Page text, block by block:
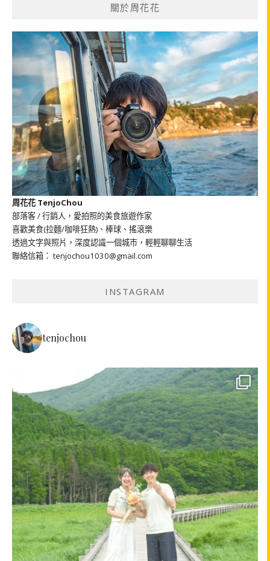
關於周花花
周花花 TenjoChou
部落客 / 行銷人，愛拍照的美食旅遊作家
喜歡美食(拉麵/咖啡狂熱)、棒球、搖滾樂
透過文字與照片，深度認識一個城市，輕輕聊聊生活
聯絡信箱： tenjochou1030@gmail.com
INSTAGRAM
tenjochou